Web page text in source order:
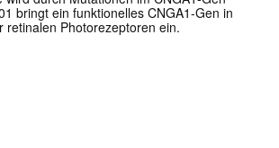
bringt ein funktionelles CNGA1-Gen in
retinalen Photorezeptoren ein.